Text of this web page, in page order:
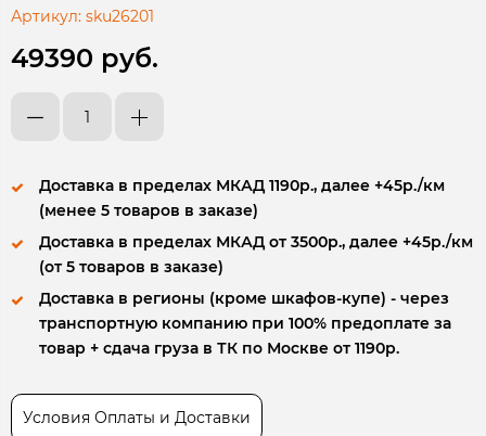
Артикул: sku26201
49390 руб.
Доставка в пределах МКАД 1190р., далее +45р./км
(менее 5 товаров в заказе)
Доставка в пределах МКАД от 3500р., далее +45р./км
(от 5 товаров в заказе)
Доставка в регионы (кроме шкафов-купе) - через
транспортную компанию при 100% предоплате за
товар + сдача груза в ТК по Москве от 1190р.
Условия Оплаты и Доставки